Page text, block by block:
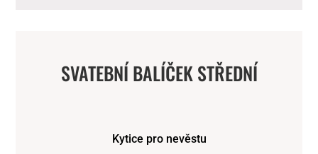
SVATEBNÍ BALÍČEK STŘEDNÍ
Kytice pro nevěstu